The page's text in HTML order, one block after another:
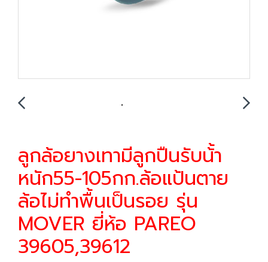
ลูกล้อยางเทามีลูกปืนรับน้้า
หนัก55-105กก.ล้อแป้นตาย
ล้อไม่ทำพื้นเป็นรอย รุ่น
MOVER ยี่ห้อ PAREO
39605,39612